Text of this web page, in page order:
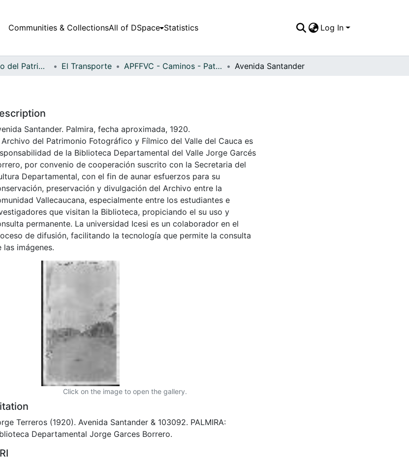
Communities & CollectionsAll of DSpace Statistics Log In
Fondo Archivo del Patrimonio Fotográfico y Fílmico del Valle del Cauca El Transporte APFFVC - Caminos - Patrimonial Avenida Santander
Santander. Palmira, fecha aproximada, 1920.
Archivo del Patrimonio Fotográfico y Fílmico del Valle del Cauca es
de la Biblioteca Departamental del Valle Jorge Garcés
por convenio de cooperación suscrito con la Secretaria del
Departamental, con el fin de aunar esfuerzos para su
preservación y divulgación del Archivo entre la
Vallecaucana, especialmente entre los estudiantes e
que visitan la Biblioteca, propiciando el su uso y
permanente. La universidad Icesi es un colaborador en el
de difusión, facilitando la tecnología que permite la consulta
las imágenes.
Click on the image to open the gallery.
Terreros (1920). Avenida Santander & 103092. PALMIRA:
Departamental Jorge Garces Borrero.